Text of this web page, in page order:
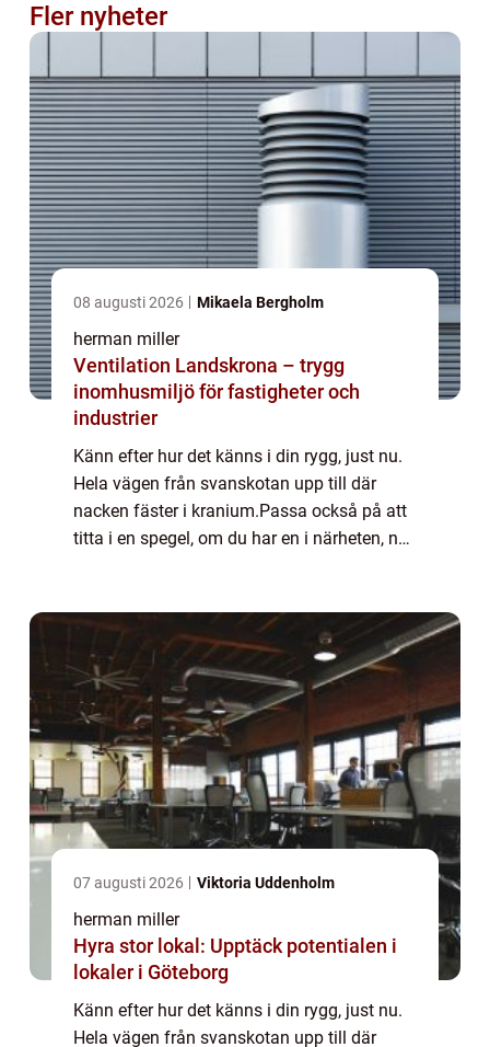
Fler nyheter
08 augusti 2026 Mikaela Bergholm
herman miller
Ventilation Landskrona – trygg
inomhusmiljö för fastigheter och
industrier
Känn efter hur det känns i din rygg, just nu.
Hela vägen från svanskotan upp till där
nacken fäster i kranium.Passa också på att
titta i en spegel, om du har en i närheten, när
07 augusti 2026 Viktoria Uddenholm
herman miller
Hyra stor lokal: Upptäck potentialen i
lokaler i Göteborg
Känn efter hur det känns i din rygg, just nu.
Hela vägen från svanskotan upp till där